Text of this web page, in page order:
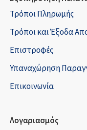
Τρόποι Πληρωμής
Τρόποι και Έξοδα
Επιστροφές
Υπαναχώρηση
Επικοινωνία
Λογαριασμός